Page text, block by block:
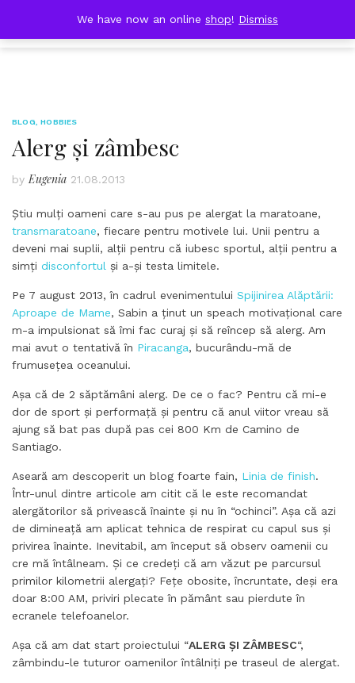
content
DOBRESTII
BLOG ,HOBBIES
Alerg și zâmbesc
by Eugenia 21.08.2013
Știu mulți oameni care s-au pus pe alergat la maratoane,
transmaratoane, fiecare pentru motivele lui. Unii pentru a
deveni mai suplii, alții pentru că iubesc sportul, alții pentru a
simți disconfortul și a-și testa limitele.
Pe 7 august 2013, în cadrul evenimentului Spijinirea Alăptării:
Aproape de Mame, Sabin a ținut un speach motivațional care
m-a impulsionat să îmi fac curaj și să reîncep să alerg. Am
mai avut o tentativă în Piracanga, bucurându-mă de
frumusețea oceanului.
Așa că de 2 săptămâni alerg. De ce o fac? Pentru că mi-e
dor de sport și performață și pentru că anul viitor vreau să
ajung să bat pas după pas cei 800 Km de Camino de
Santiago.
Aseară am descoperit un blog foarte fain, Linia de finish.
Într-unul dintre articole am citit că le este recomandat
alergătorilor să privească înainte și nu în “ochinci”. Așa că azi
de dimineață am aplicat tehnica de respirat cu capul sus și
privirea înainte. Inevitabil, am început să observ oamenii cu
cre mă întâlneam. Și ce credeți că am văzut pe parcursul
primilor kilometrii alergați? Fețe obosite, încruntate, deși era
doar 8:00 AM, priviri plecate în pământ sau pierdute în
ecranele telefoanelor.
Așa că am dat start proiectului “ALERG ȘI ZÂMBESC“,
zâmbindu-le tuturor oamenilor întâlniți pe traseul de alergat.
We have now an online shop! Dismiss